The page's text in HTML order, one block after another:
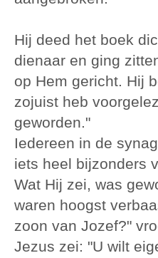
Hij deed het boek
dienaar en ging
op Hem gericht. Hij
zojuist heb
geworden."
Iedereen in de
iets heel bijzonders
Wat Hij zei, was
waren hoogst
zoon van Jozef?"
Jezus zei: "U wilt